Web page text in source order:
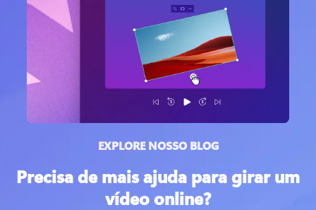
EXPLORE NOSSO BLOG
Precisa de mais ajuda para girar um
vídeo online?